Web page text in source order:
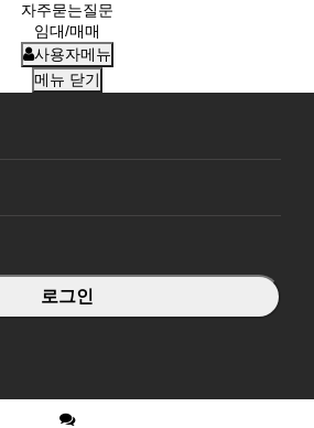
자주묻는질문
임대/매매
사용자메뉴
메뉴 닫기